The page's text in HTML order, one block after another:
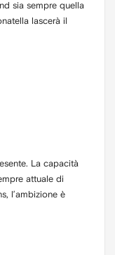
sia sempre quella
lascerà il
La capacità
attuale di
l’ambizione è